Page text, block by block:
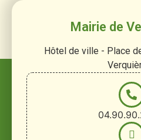
Mairie de
Hôtel de ville - Place